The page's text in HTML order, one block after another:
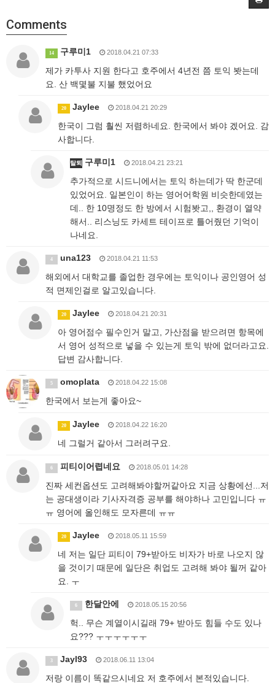
Comments
14 구루미1 2018.04.21 07:33
제가 카투사 지원 한다고 호주에서 4년전 쯤 토익 봣는데
요. 산 백몇불 지불 했었어요
20 Jaylee 2018.04.21 20:29
한국이 그럼 훨씬 저렴하네요. 한국에서 봐야 겠어요. 감
사합니다.
탈퇴 구루미1 2018.04.21 23:21
추가적으로 시드니에서는 토익 하는데가 딱 한군데
있었어요. 일본인이 하는 영어어학원 비슷한데였는
데.. 한 10명정도 한 방에서 시험봣고,, 환경이 열약
해서.. 리스닝도 카세트 테이프로 틀어줬던 기억이
나네요.
4 una123 2018.04.21 11:53
해외에서 대학교를 졸업한 경우에는 토익이나 공인영어 성
적 면제인걸로 알고있습니다.
20 Jaylee 2018.04.21 20:31
아 영어점수 필수인거 말고, 가산점을 받으려면 항목에
서 영어 성적으로 넣을 수 있는게 토익 밖에 없더라고요.
답변 감사합니다.
5 omoplata 2018.04.22 15:08
한국에서 보는게 좋아요~
20 Jaylee 2018.04.22 16:20
네 그럴거 같아서 그러려구요.
6 피티이어렵네요 2018.05.01 14:28
진짜 세컨옵션도 고려해봐야할꺼같아요 지금 상황에선...저
는 공대생이라 기사자격증 공부를 해야하나 고민입니다 ㅠ
ㅠ 영어에 올인해도 모자른데 ㅠㅠ
20 Jaylee 2018.05.11 15:59
네 저는 일단 피티이 79+받아도 비자가 바로 나오지 않
을 것이기 때문에 일단은 취업도 고려해 봐야 될꺼 같아
요. ㅜ
6 한달안에 2018.05.15 20:56
헉.. 무슨 계열이시길래 79+ 받아도 힘들 수도 있나
요??? ㅜㅜㅜㅜㅜㅜ
3 Jayl93 2018.06.11 13:04
저랑 이름이 똑같으시네요 저 호주에서 본적있습니다.